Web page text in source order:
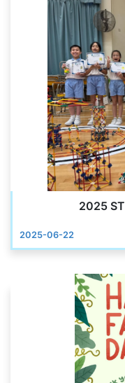
2025
2025-06-22